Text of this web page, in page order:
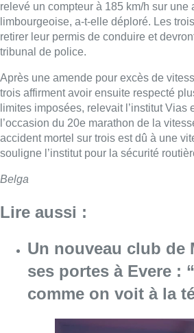
relevé un compteur à 185 km/h sur une
limbourgeoise, a-t-elle déploré. Les
retirer leur permis de conduire et
tribunal de police.
Après une amende pour excès de
trois affirment avoir ensuite respecté
limites imposées, relevait l’institut Vias
l’occasion du 20e marathon de la
accident mortel sur trois est dû à une
souligne l’institut pour la sécurité
Belga
Lire aussi :
Un nouveau club de
ses portes à Evere :
comme on voit à la